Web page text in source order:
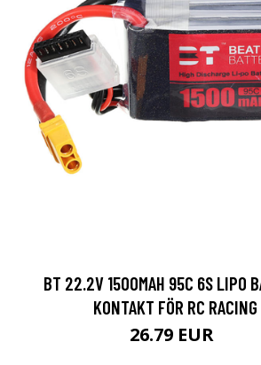
BT 22.2V 1500MAH 95C 6S LIPO
KONTAKT FÖR RC
26.79 EUR